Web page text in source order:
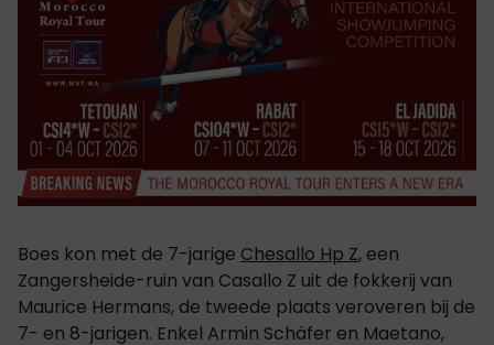
Boes kon met de 7-jarige Chesallo Hp Z, een
Zangersheide-ruin van Casallo Z uit de fokkerij van
Maurice Hermans, de tweede plaats veroveren bij de
7- en 8-jarigen. Enkel Armin Schäfer en Maetano,